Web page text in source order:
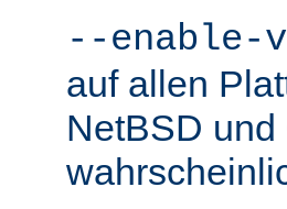
--enable-
auf allen
NetBSD